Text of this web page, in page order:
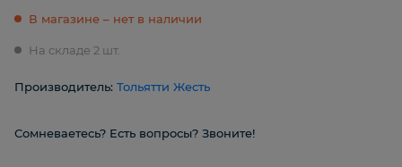
В магазине – нет в наличии
На складе 2 шт.
Производитель: Тольятти Жесть
Сомневаетесь? Есть вопросы? Звоните!